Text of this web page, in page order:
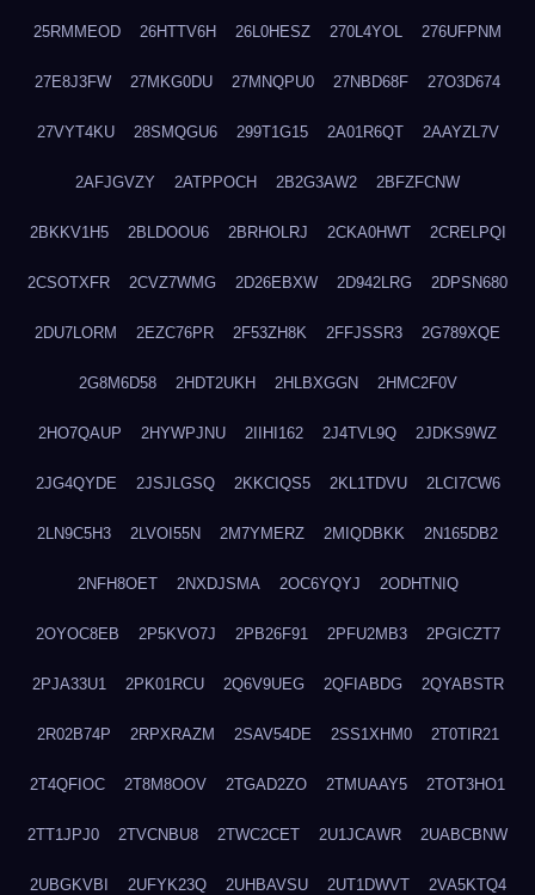
25RMMEOD 26HTTV6H 26L0HESZ 270L4YOL 276UFPNM
27E8J3FW 27MKG0DU 27MNQPU0 27NBD68F 27O3D674
27VYT4KU 28SMQGU6 299T1G15 2A01R6QT 2AAYZL7V
2AFJGVZY 2ATPPOCH 2B2G3AW2 2BFZFCNW
2BKKV1H5 2BLDOOU6 2BRHOLRJ 2CKA0HWT 2CRELPQI
2CSOTXFR 2CVZ7WMG 2D26EBXW 2D942LRG 2DPSN680
2DU7LORM 2EZC76PR 2F53ZH8K 2FFJSSR3 2G789XQE
2G8M6D58 2HDT2UKH 2HLBXGGN 2HMC2F0V
2HO7QAUP 2HYWPJNU 2IIHI162 2J4TVL9Q 2JDKS9WZ
2JG4QYDE 2JSJLGSQ 2KKCIQS5 2KL1TDVU 2LCI7CW6
2LN9C5H3 2LVOI55N 2M7YMERZ 2MIQDBKK 2N165DB2
2NFH8OET 2NXDJSMA 2OC6YQYJ 2ODHTNIQ
2OYOC8EB 2P5KVO7J 2PB26F91 2PFU2MB3 2PGICZT7
2PJA33U1 2PK01RCU 2Q6V9UEG 2QFIABDG 2QYABSTR
2R02B74P 2RPXRAZM 2SAV54DE 2SS1XHM0 2T0TIR21
2T4QFIOC 2T8M8OOV 2TGAD2ZO 2TMUAAY5 2TOT3HO1
2TT1JPJ0 2TVCNBU8 2TWC2CET 2U1JCAWR 2UABCBNW
2UBGKVBI 2UFYK23Q 2UHBAVSU 2UT1DWVT 2VA5KTQ4